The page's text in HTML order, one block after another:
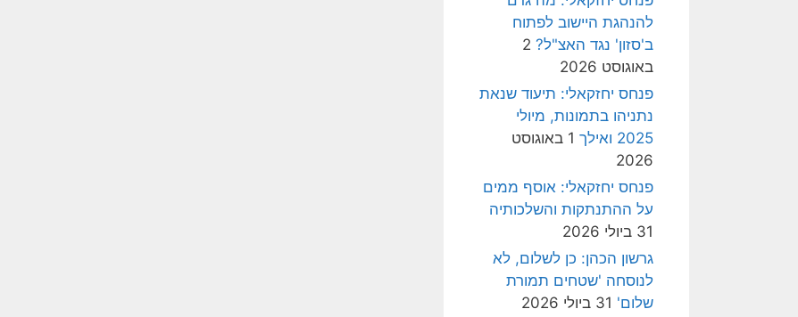
להנהגת היישוב לפתוח
ב'סזון' נגד האצ"ל? 2
באוגוסט 2026
פנחס יחזקאלי: תיעוד שנאת
נתניהו בתמונות, מיולי
2025 ואילך
1 באוגוסט
2026
פנחס יחזקאלי: אוסף ממים
על ההתנתקות והשלכותיה
31 ביולי 2026
גרשון הכהן: כן לשלום, לא
לנוסחה 'שטחים תמורת
שלום' 31 ביולי 2026